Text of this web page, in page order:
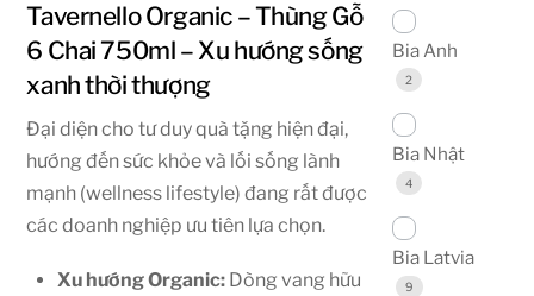
Tavernello Organic – Thùng Gỗ
6 Chai 750ml – Xu hướng sống
xanh thời thượng
Đại diện cho tư duy quà tặng hiện đại,
hướng đến sức khỏe và lối sống lành
mạnh (wellness lifestyle) đang rất được
các doanh nghiệp ưu tiên lựa chọn.
Xu hướng Organic: Dòng vang hữu
Bia Anh
2
Bia Nhật
4
Bia Latvia
9